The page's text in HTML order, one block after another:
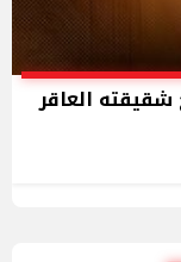
العاقر